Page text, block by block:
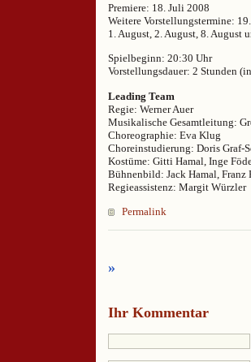
Premiere: 18. Juli 2008
Weitere Vorstellungstermine:
1. August, 2. August, 8. August
Spielbeginn: 20:30 Uhr
Vorstellungsdauer: 2 Stunden
Leading Team
Regie: Werner Auer
Musikalische Gesamtleitung:
Choreographie: Eva Klug
Choreinstudierung: Doris Graf-
Kostüme: Gitti Hamal, Inge
Bühnenbild: Jack Hamal, Franz
Regieassistenz: Margit Würzler
Permalink
»
Ihr Kommentar